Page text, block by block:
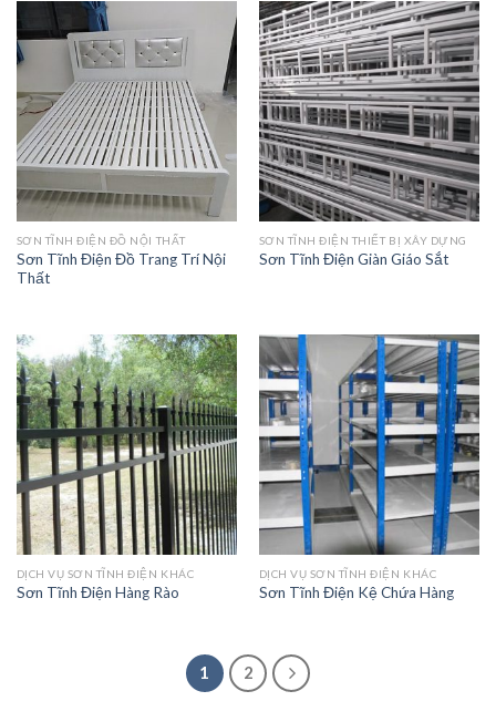
SƠN TĨNH ĐIỆN ĐỒ NỘI THẤT
Sơn Tĩnh Điện Đồ Trang Trí Nội
Thất
SƠN TĨNH ĐIỆN THIẾT BỊ XÂY DỰNG
Sơn Tĩnh Điện Giàn Giáo Sắt
DỊCH VỤ SƠN TĨNH ĐIỆN KHÁC
Sơn Tĩnh Điện Hàng Rào
DỊCH VỤ SƠN TĨNH ĐIỆN KHÁC
Sơn Tĩnh Điện Kệ Chứa Hàng
1 2